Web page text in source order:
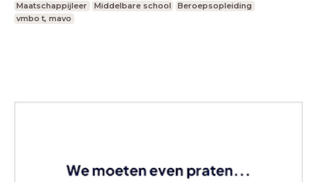
Maatschappijleer Middelbare school
Beroepsopleiding
vmbo t, mavo